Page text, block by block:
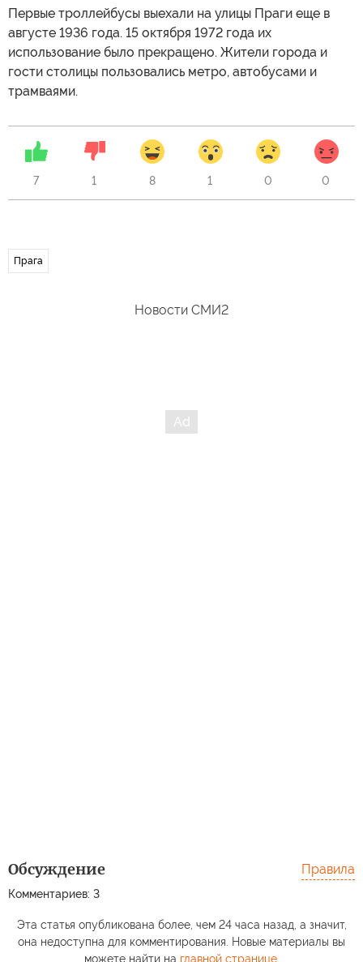
Первые троллейбусы выехали на улицы Праги еще в
августе 1936 года. 15 октября 1972 года их
использование было прекращено. Жители города и
гости столицы пользовались метро, автобусами и
трамваями.
7 1 8 1 0 0
Прага
Новости СМИ2
Обсуждение
Комментариев: 3
Правила
Эта статья опубликована более, чем 24 часа назад, а значит,
она недоступна для комментирования. Новые материалы вы
можете найти на главной странице.